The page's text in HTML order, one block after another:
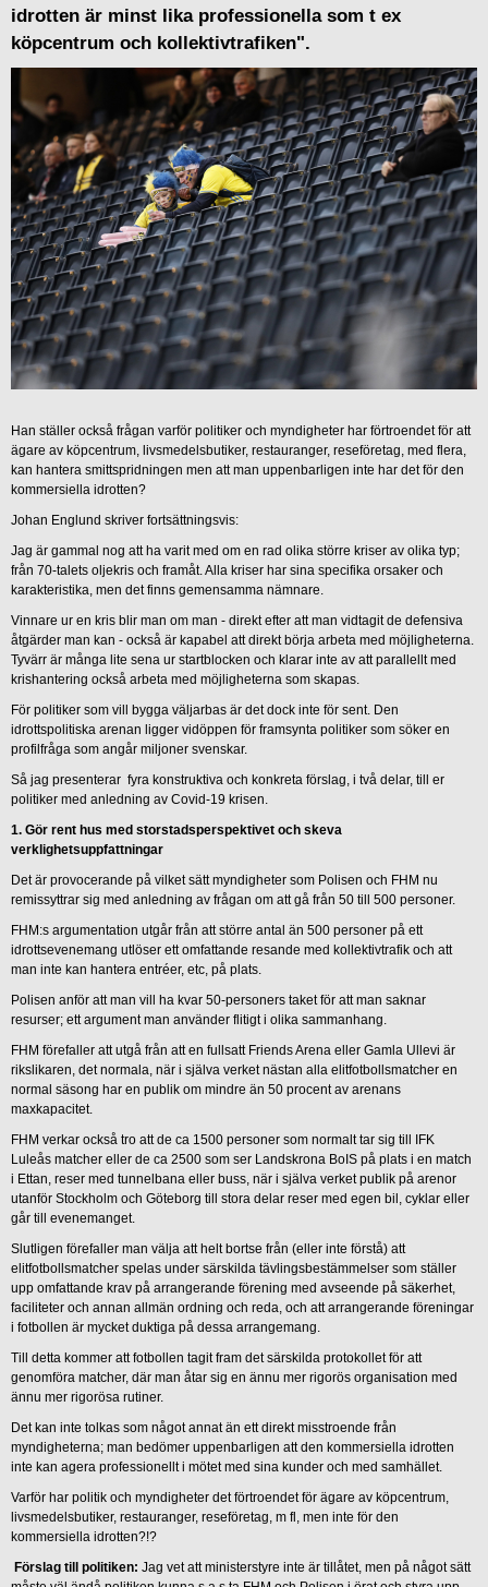
idrotten är minst lika professionella som t ex
köpcentrum och kollektivtrafiken".
Han ställer också frågan varför politiker och myndigheter har förtroendet för att
ägare av köpcentrum, livsmedelsbutiker, restauranger, reseföretag, med flera,
kan hantera smittspridningen men att man uppenbarligen inte har det för den
kommersiella idrotten?
Johan Englund skriver fortsättningsvis:
Jag är gammal nog att ha varit med om en rad olika större kriser av olika typ;
från 70-talets oljekris och framåt. Alla kriser har sina specifika orsaker och
karakteristika, men det finns gemensamma nämnare.
Vinnare ur en kris blir man om man - direkt efter att man vidtagit de defensiva
åtgärder man kan - också är kapabel att direkt börja arbeta med möjligheterna.
Tyvärr är många lite sena ur startblocken och klarar inte av att parallellt med
krishantering också arbeta med möjligheterna som skapas.
För politiker som vill bygga väljarbas är det dock inte för sent. Den
idrottspolitiska arenan ligger vidöppen för framsynta politiker som söker en
profilfråga som angår miljoner svenskar.
Så jag presenterar fyra konstruktiva och konkreta förslag, i två delar, till er
politiker med anledning av Covid-19 krisen.
1. Gör rent hus med storstadsperspektivet och skeva
verklighetsuppfattningar
Det är provocerande på vilket sätt myndigheter som Polisen och FHM nu
remissyttrar sig med anledning av frågan om att gå från 50 till 500 personer.
FHM:s argumentation utgår från att större antal än 500 personer på ett
idrottsevenemang utlöser ett omfattande resande med kollektivtrafik och att
man inte kan hantera entréer, etc, på plats.
Polisen anför att man vill ha kvar 50-personers taket för att man saknar
resurser; ett argument man använder flitigt i olika sammanhang.
FHM förefaller att utgå från att en fullsatt Friends Arena eller Gamla Ullevi är
rikslikaren, det normala, när i själva verket nästan alla elitfotbollsmatcher en
normal säsong har en publik om mindre än 50 procent av arenans
maxkapacitet.
FHM verkar också tro att de ca 1500 personer som normalt tar sig till IFK
Luleås matcher eller de ca 2500 som ser Landskrona BoIS på plats i en match
i Ettan, reser med tunnelbana eller buss, när i själva verket publik på arenor
utanför Stockholm och Göteborg till stora delar reser med egen bil, cyklar eller
går till evenemanget.
Slutligen förefaller man välja att helt bortse från (eller inte förstå) att
elitfotbollsmatcher spelas under särskilda tävlingsbestämmelser som ställer
upp omfattande krav på arrangerande förening med avseende på säkerhet,
faciliteter och annan allmän ordning och reda, och att arrangerande föreningar
i fotbollen är mycket duktiga på dessa arrangemang.
Till detta kommer att fotbollen tagit fram det särskilda protokollet för att
genomföra matcher, där man åtar sig en ännu mer rigorös organisation med
ännu mer rigorösa rutiner.
Det kan inte tolkas som något annat än ett direkt misstroende från
myndigheterna; man bedömer uppenbarligen att den kommersiella idrotten
inte kan agera professionellt i mötet med sina kunder och med samhället.
Varför har politik och myndigheter det förtroendet för ägare av köpcentrum,
livsmedelsbutiker, restauranger, reseföretag, m fl, men inte för den
kommersiella idrotten?!?
Förslag till politiken: Jag vet att ministerstyre inte är tillåtet, men på något sätt